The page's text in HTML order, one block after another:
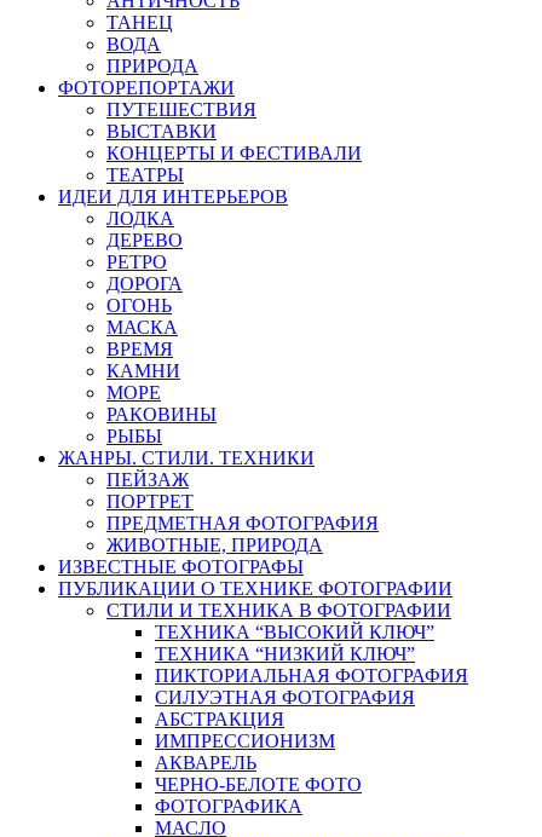
ТАНЕЦ
ВОДА
ПРИРОДА
ФОТОРЕПОРТАЖИ
ПУТЕШЕСТВИЯ
ВЫСТАВКИ
КОНЦЕРТЫ И ФЕСТИВАЛИ
ТЕАТРЫ
ИДЕИ ДЛЯ ИНТЕРЬЕРОВ
ЛОДКА
ДЕРЕВО
РЕТРО
ДОРОГА
ОГОНЬ
МАСКА
ВРЕМЯ
КАМНИ
МОРЕ
РАКОВИНЫ
РЫБЫ
ЖАНРЫ. СТИЛИ. ТЕХНИКИ
ПЕЙЗАЖ
ПОРТРЕТ
ПРЕДМЕТНАЯ ФОТОГРАФИЯ
ЖИВОТНЫЕ, ПРИРОДА
ИЗВЕСТНЫЕ ФОТОГРАФЫ
ПУБЛИКАЦИИ О ТЕХНИКЕ ФОТОГРАФИИ
СТИЛИ И ТЕХНИКА В ФОТОГРАФИИ
ТЕХНИКА “ВЫСОКИЙ КЛЮЧ”
ТЕХНИКА “НИЗКИЙ КЛЮЧ”
ПИКТОРИАЛЬНАЯ ФОТОГРАФИЯ
СИЛУЭТНАЯ ФОТОГРАФИЯ
АБСТРАКЦИЯ
ИМПРЕССИОНИЗМ
АКВАРЕЛЬ
ЧЕРНО-БЕЛОTЕ ФОТО
ФОТОГРАФИКА
МАСЛО